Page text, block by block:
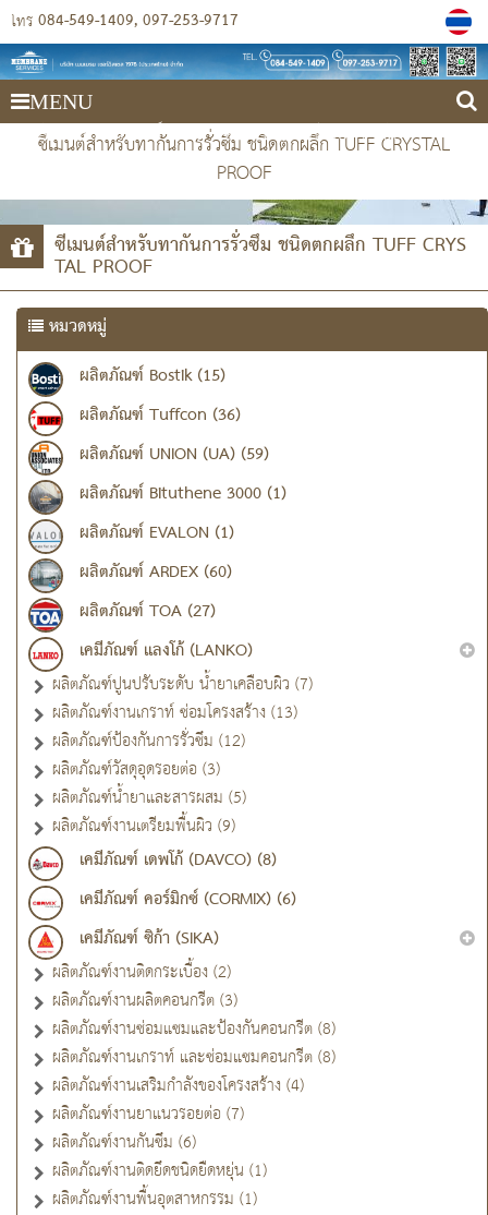
โทร 084-549-1409 097-253-9717
MENU
บริษัท เมมเบรน เซอร์วิสเซส 1978 (ประเทศไทย) จำกัด
ซีเมนต์สำหรับทากันการรั่วซึม ชนิดตกผลึก TUFF CRYSTAL
PROOF
ซีเมนต์สำหรับทากันการรั่วซึม ชนิดตกผลึก TUFF CRYS
TAL PROOF
หมวดหมู่
ผลิตภัณฑ์ Bostik (15)
ผลิตภัณฑ์ Tuffcon (36)
ผลิตภัณฑ์ UNION (UA) (59)
ผลิตภัณฑ์ Bituthene 3000 (1)
ผลิตภัณฑ์ EVALON (1)
ผลิตภัณฑ์ ARDEX (60)
ผลิตภัณฑ์ TOA (27)
เคมีภัณฑ์ แลงโก้ (LANKO)
ผลิตภัณฑ์ปูนปรับระดับ น้ำยาเคลือบผิว (7)
ผลิตภัณฑ์งานเกราท์ ซ่อมโครงสร้าง (13)
ผลิตภัณฑ์ป้องกันการรั่วซึม (12)
ผลิตภัณฑ์วัสดุอุดรอยต่อ (3)
ผลิตภัณฑ์น้ำยาและสารผสม (5)
ผลิตภัณฑ์งานเตรียมพื้นผิว (9)
เคมีภัณฑ์ เดพโก้ (DAVCO) (8)
เคมีภัณฑ์ คอร์มิกซ์ (CORMIX) (6)
เคมีภัณฑ์ ซิก้า (SIKA)
ผลิตภัณฑ์งานติดกระเบื้อง (2)
ผลิตภัณฑ์งานผลิตคอนกรีต (3)
ผลิตภัณฑ์งานซ่อมแซมและป้องกันคอนกรีต (8)
ผลิตภัณฑ์งานเกราท์ และซ่อมแซมคอนกรีต (8)
ผลิตภัณฑ์งานเสริมกำลังของโครงสร้าง (4)
ผลิตภัณฑ์งานยาแนวรอยต่อ (7)
ผลิตภัณฑ์งานกันซึม (6)
ผลิตภัณฑ์งานติดยึดชนิดยืดหยุ่น (1)
ผลิตภัณฑ์งานพื้นอุตสาหกรรม (1)